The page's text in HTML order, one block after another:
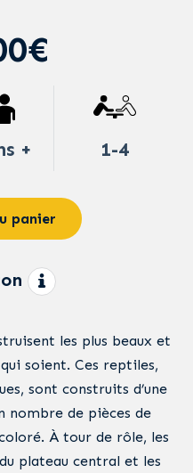
+ 1-4
panier
les plus beaux et
soient. Ces reptiles,
sont construits d’une
nombre de pièces de
À tour de rôle, les
plateau central et les